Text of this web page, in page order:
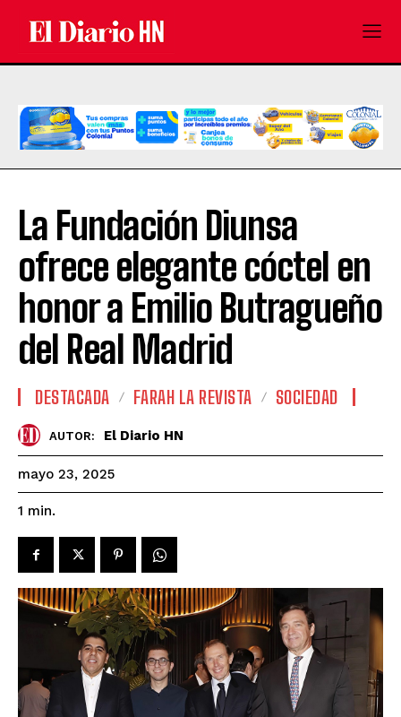
La Fundación Diunsa
ofrece elegante cóctel en
honor a Emilio Butragueño
del Real Madrid
DESTACADA FARAH LA REVISTA SOCIEDAD
AUTOR: El Diario HN
mayo 23, 2025
1 min.